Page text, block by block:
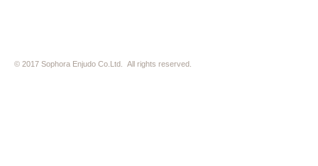
© 2017 Sophora Enjudo Co.Ltd. All rights reserved.